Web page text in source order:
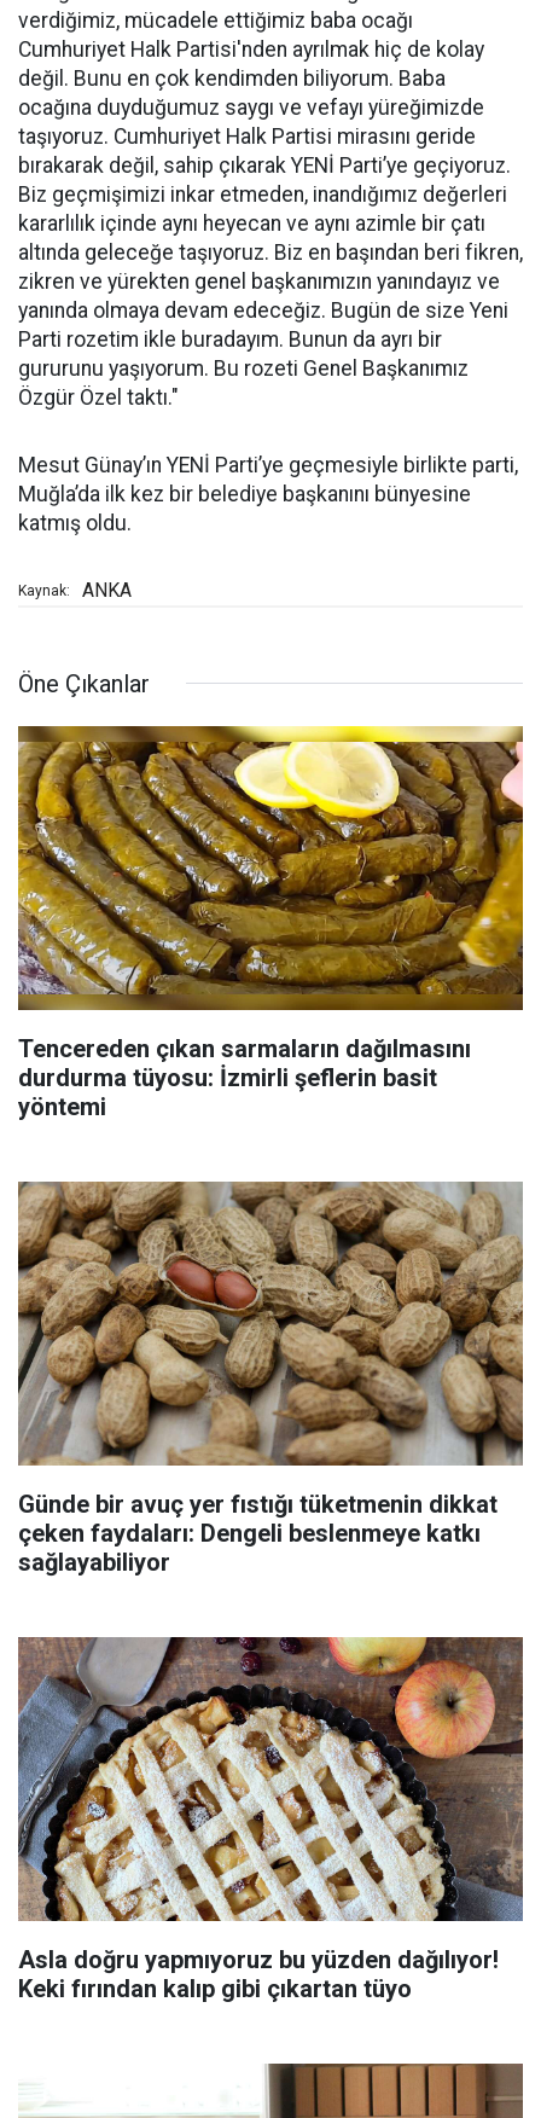
verdiğimiz, mücadele ettiğimiz baba ocağı
Cumhuriyet Halk Partisi'nden ayrılmak hiç de kolay
değil. Bunu en çok kendimden biliyorum. Baba
ocağına duyduğumuz saygı ve vefayı yüreğimizde
taşıyoruz. Cumhuriyet Halk Partisi mirasını geride
bırakarak değil, sahip çıkarak YENİ Parti’ye geçiyoruz.
Biz geçmişimizi inkar etmeden, inandığımız değerleri
kararlılık içinde aynı heyecan ve aynı azimle bir çatı
altında geleceğe taşıyoruz. Biz en başından beri fikren,
zikren ve yürekten genel başkanımızın yanındayız ve
yanında olmaya devam edeceğiz. Bugün de size Yeni
Parti rozetim ikle buradayım. Bunun da ayrı bir
gururunu yaşıyorum. Bu rozeti Genel Başkanımız
Özgür Özel taktı."
Mesut Günay’ın YENİ Parti’ye geçmesiyle birlikte parti,
Muğla’da ilk kez bir belediye başkanını bünyesine
katmış oldu.
Kaynak: ANKA
Öne Çıkanlar
Tencereden çıkan sarmaların dağılmasını
durdurma tüyosu: İzmirli şeflerin basit
yöntemi
Günde bir avuç yer fıstığı tüketmenin dikkat
çeken faydaları: Dengeli beslenmeye katkı
sağlayabiliyor
Asla doğru yapmıyoruz bu yüzden dağılıyor!
Keki fırından kalıp gibi çıkartan tüyo